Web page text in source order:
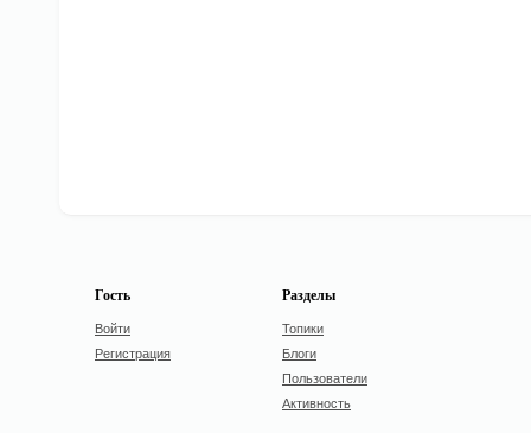
Гость
Войти
Регистрация
Разделы
Топики
Блоги
Пользователи
Активность